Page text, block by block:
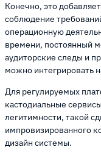
Конечно, это
соблюдение
операционную
времени, постоянный
аудиторские следы и
можно интегрировать
Для регулируемых
кастодиальные
легитимности, такой
импровизированного
дизайн системы.